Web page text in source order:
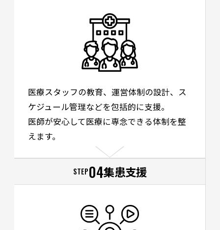
医療スタッフの教育、運営体制の設計、ス
ケジュール管理などを包括的に支援。
医師が安心して医療に専念できる体制を整
えます。
STEP04集患支援